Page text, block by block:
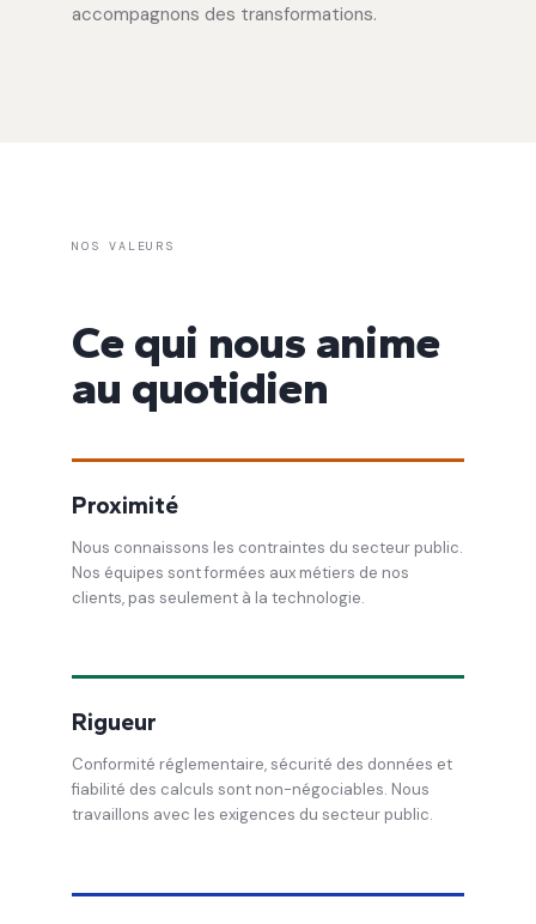
accompagnons des transformations.
NOS VALEURS
Ce qui nous anime
au quotidien
Proximité
Nous connaissons les contraintes du secteur public.
Nos équipes sont formées aux métiers de nos
clients, pas seulement à la technologie.
Rigueur
Conformité réglementaire, sécurité des données et
fiabilité des calculs sont non-négociables. Nous
travaillons avec les exigences du secteur public.